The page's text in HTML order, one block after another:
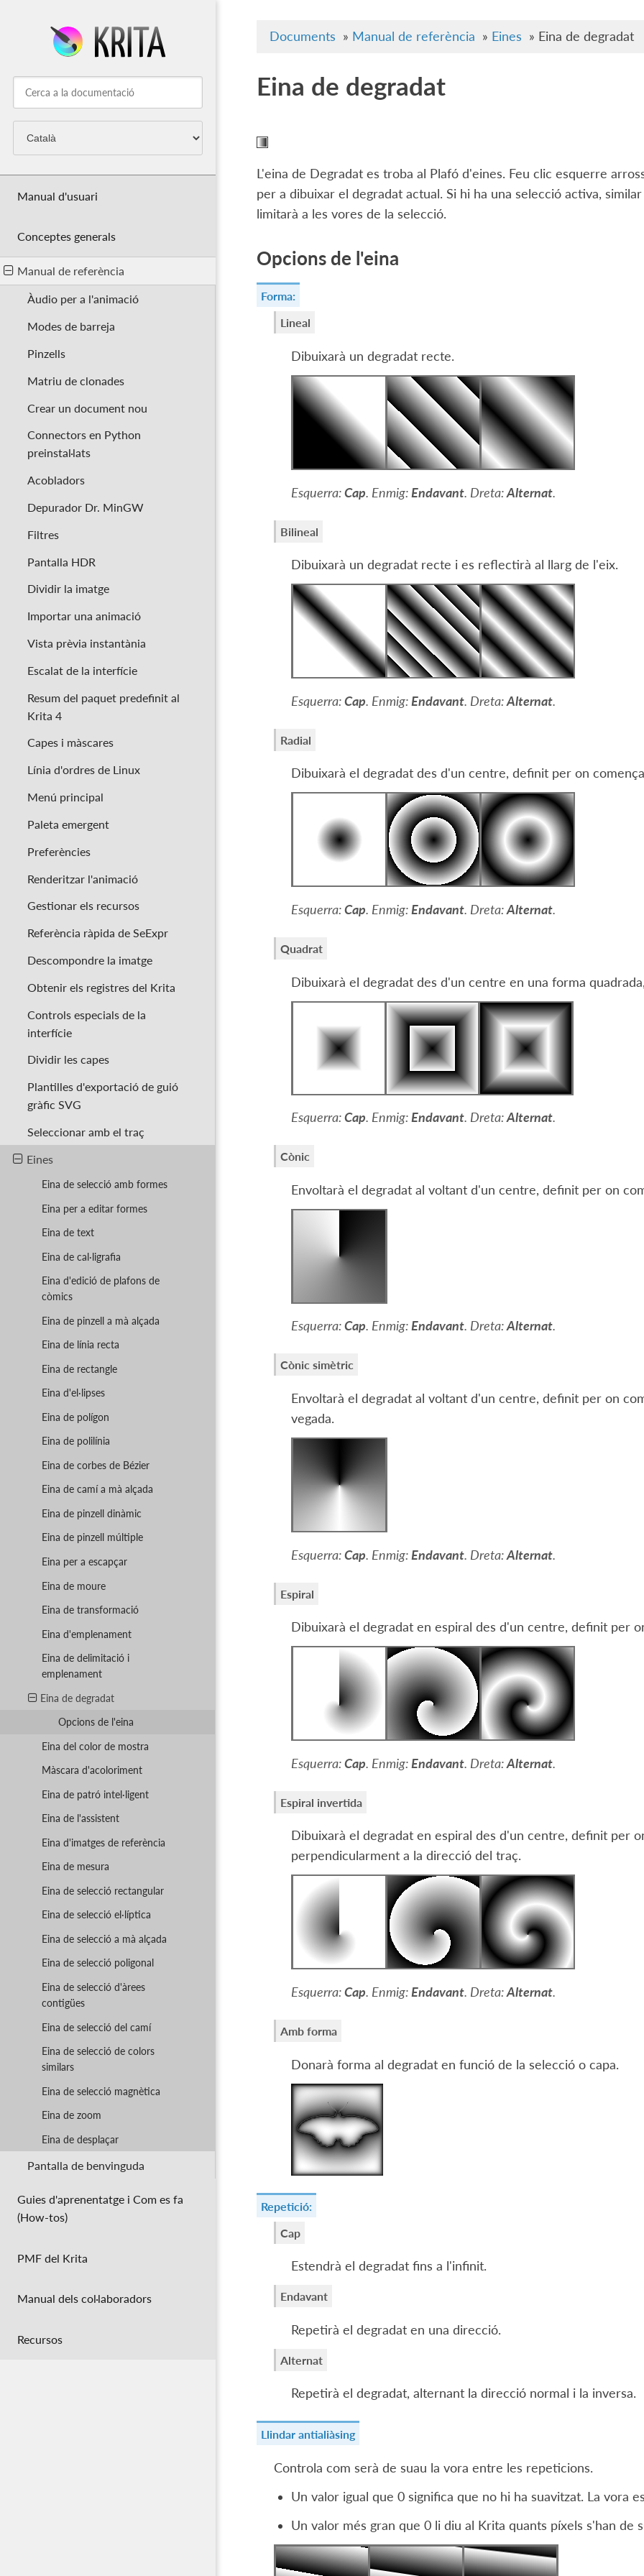
Manual d'usuari
Conceptes generals
Manual de referència
Àudio per a l'animació
Modes de barreja
Pinzells
Matriu de clonades
Crear un document nou
Connectors en Python
preinstal·lats
Acobladors
Depurador Dr. MinGW
Filtres
Pantalla HDR
Dividir la imatge
Importar una animació
Vista prèvia instantània
Escalat de la interfície
Resum del paquet predefinit al
Krita 4
Capes i màscares
Línia d'ordres de Linux
Menú principal
Paleta emergent
Preferències
Renderitzar l'animació
Gestionar els recursos
Referència ràpida de SeExpr
Descompondre la imatge
Obtenir els registres del Krita
Controls especials de la
interfície
Dividir les capes
Plantilles d'exportació de guió
gràfic SVG
Seleccionar amb el traç
Eines
Eina de selecció amb formes
Eina per a editar formes
Eina de text
Eina de cal·ligrafia
Eina d'edició de plafons de
còmics
Eina de pinzell a mà alçada
Eina de línia recta
Eina de rectangle
Eina d'el·lipses
Eina de polígon
Eina de polilínia
Eina de corbes de Bézier
Eina de camí a mà alçada
Eina de pinzell dinàmic
Eina de pinzell múltiple
Eina per a escapçar
Eina de moure
Eina de transformació
Eina d'emplenament
Eina de delimitació i
emplenament
Eina de degradat
Opcions de l'eina
Eina del color de mostra
Màscara d'acoloriment
Eina de patró intel·ligent
Eina de l'assistent
Eina d'imatges de referència
Eina de mesura
Eina de selecció rectangular
Eina de selecció el·líptica
Eina de selecció a mà alçada
Eina de selecció poligonal
Eina de selecció d'àrees
contigües
Eina de selecció del camí
Eina de selecció de colors
similars
Eina de selecció magnètica
Eina de zoom
Eina de desplaçar
Pantalla de benvinguda
Guies d'aprenentatge i Com es fa
(How-tos)
PMF del Krita
Manual dels col·laboradors
Recursos
Documents » Manual de referència » Eines » Eina de degradat
Eina de degradat
L'eina de Degradat es troba al Plafó d'eines. Feu clic esquerre
per a dibuixar el degradat actual. Si hi ha una selecció activa,
limitarà a les vores de la selecció.
Opcions de l'eina
Forma:
Lineal
Dibuixarà un degradat recte.
Esquerra:Cap. Enmig: Endavant. Dreta:Alternat.
Bilineal
Dibuixarà un degradat recte i es reflectirà al llarg de l'eix.
Esquerra:Cap. Enmig: Endavant. Dreta:Alternat.
Radial
Dibuixarà el degradat des d'un centre, definit per on
Esquerra:Cap. Enmig: Endavant. Dreta:Alternat.
Quadrat
Dibuixarà el degradat des d'un centre en una forma
Esquerra:Cap. Enmig:Endavant. Dreta:Alternat.
Cònic
Envoltarà el degradat al voltant d'un centre, definit per on
Esquerra:Cap. Enmig:Endavant. Dreta:Alternat.
Cònic simètric
Envoltarà el degradat al voltant d'un centre, definit per on
vegada.
Esquerra:Cap. Enmig: Endavant. Dreta:Alternat.
Espiral
Dibuixarà el degradat en espiral des d'un centre, definit per
Esquerra:Cap. Enmig: Endavant. Dreta:Alternat.
Espiral invertida
Dibuixarà el degradat en espiral des d'un centre, definit per
perpendicularment a la direcció del traç.
Esquerra:Cap. Enmig: Endavant. Dreta:Alternat.
Amb forma
Donarà forma al degradat en funció de la selecció o capa.
Repetició:
Cap
Estendrà el degradat fins a l'infinit.
Endavant
Repetirà el degradat en una direcció.
Alternat
Repetirà el degradat, alternant la direcció normal i la inversa.
Llindar antialiàsing
Controla com serà de suau la vora entre les repeticions.
Un valor igual que 0 significa que no hi ha suavitzat. La vora
Un valor més gran que 0 li diu al Krita quants píxels s'han de